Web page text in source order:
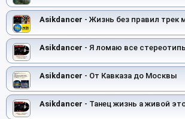
Asikdancer - Жизнь без правил трек
Asikdancer - Я ломаю все
Asikdancer - От Кавказа до Москвы
Asikdancer - Танец жизнь а живой